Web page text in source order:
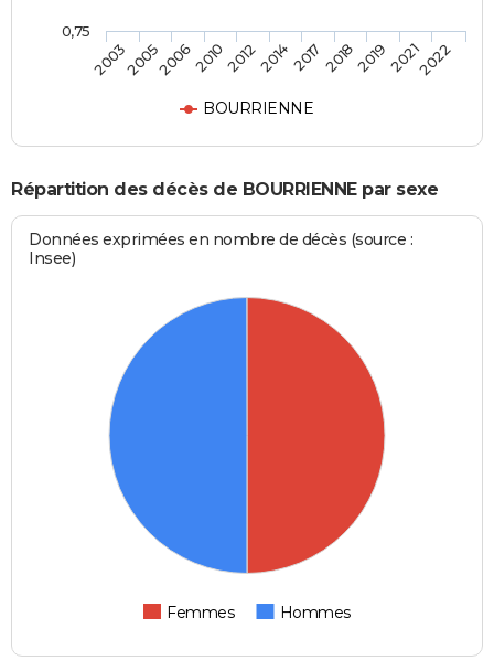
BOURRIENNE
20032005200620102012201420172018201920212022
0,75
Répartition des décès de BOURRIENNE par sexe
Données exprimées en nombre de décès (source :
Insee)
Femmes Hommes